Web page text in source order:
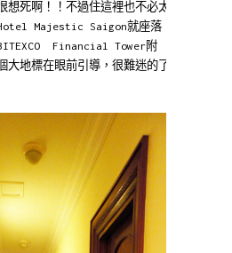
想死啊！！不過住這裡也不必太
Majestic Saigon就座落
Financial Tower附
大地標在眼前引導，很難迷的了